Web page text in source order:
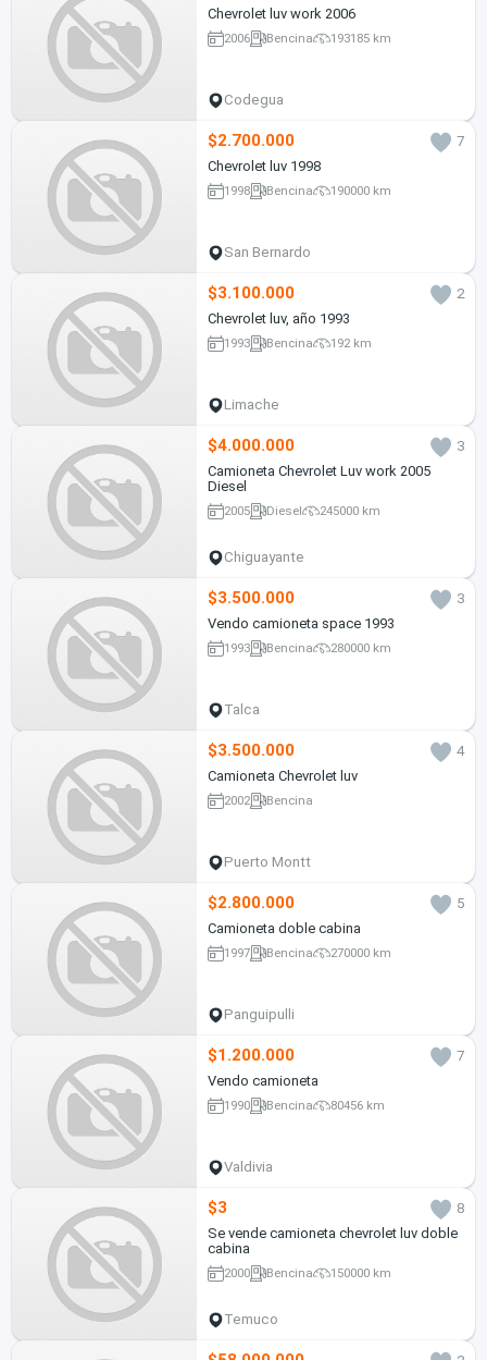
Chevrolet luv work 2006
2006 Bencina 193185 km
Codegua
$2.700.000
7
Chevrolet luv 1998
1998 Bencina 190000 km
San Bernardo
$3.100.000
2
Chevrolet luv, año 1993
1993 Bencina 192 km
Limache
$4.000.000
3
Camioneta Chevrolet Luv work 2005
Diesel
2005 Diesel 245000 km
Chiguayante
$3.500.000
3
Vendo camioneta space 1993
1993 Bencina 280000 km
Talca
$3.500.000
4
Camioneta Chevrolet luv
2002 Bencina
Puerto Montt
$2.800.000
5
Camioneta doble cabina
1997 Bencina 270000 km
Panguipulli
$1.200.000
7
Vendo camioneta
1990 Bencina 80456 km
Valdivia
$3
8
Se vende camioneta chevrolet luv doble
cabina
2000 Bencina 150000 km
Temuco